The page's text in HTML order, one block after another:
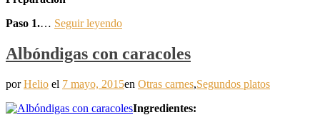
Paso 1.… Seguir leyendo
Albóndigas con caracoles
porHelio el 7 mayo, 2015en Otras carnes,Segundos platos
Ingredientes: